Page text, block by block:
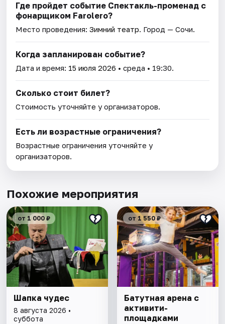
Где пройдет событие Спектакль-променад с
фонарщиком Farolero?
Место проведения:Зимний театр. Город — Сочи.
Когда запланирован событие?
Дата и время: 15 июля 2026 • среда • 19:30.
Сколько стоит билет?
Стоимость уточняйте у организаторов.
Есть ли возрастные ограничения?
Возрастные ограничения уточняйте у
организаторов.
Похожие мероприятия
от 1 000 ₽
Шапка чудес
8 августа 2026 •
суббота
от 1 550 ₽
Батутная арена с
активити-
площадками